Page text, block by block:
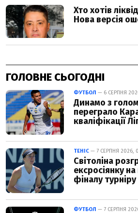
ГОЛОВНЕ СЬОГОДНІ
ФУТБОЛ — 6 СЕРПНЯ
Динамо з
переграло
кваліфікації
ТЕНІС — 7 СЕРПНЯ 2026,
Світоліна
ексросіянку
фіналу
ФУТБОЛ — 7 СЕРПНЯ